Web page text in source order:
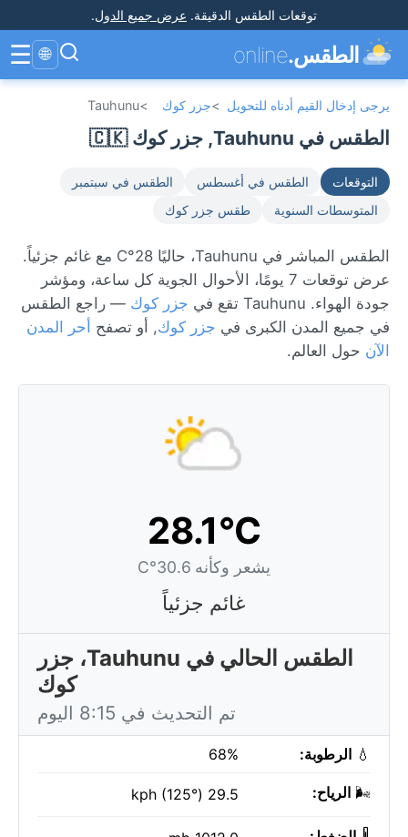
توقعات الطقس الدقيقة. عرض جميع الدول.
الطقس.online
🌐
☰
يرجى إدخال القيم أدناه للتحويل >جزر كوك >
Tauhunu
الطقس في Tauhunu, جزر كوك 🇨🇰
التوقعات الطقس في أغسطس
الطقس في سبتمبر
المتوسطات السنوية
طقس جزر كوك
الطقس المباشر في Tauhunu، حاليًا 28°C مع غائم جزئياً.
عرض توقعات 7 يومًا، الأحوال الجوية كل ساعة، ومؤشر
جودة الهواء. Tauhunu تقع في
جزر كوك — راجع الطقس
في جميع المدن الكبرى في جزر كوك, أو تصفح أحر المدن
الآن حول العالم.
28.1°C
يشعر وكأنه 30.6°C
غائم جزئياً
الطقس الحالي في Tauhunu، جزر
كوك
تم التحديث في 8:15 اليوم
💧 الرطوبة: 68%
🌬️ الرياح: 29.5 kph (125°)